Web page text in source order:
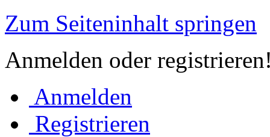
Zum Seiteninhalt springen
Anmelden oder
Anmelden
Registrieren